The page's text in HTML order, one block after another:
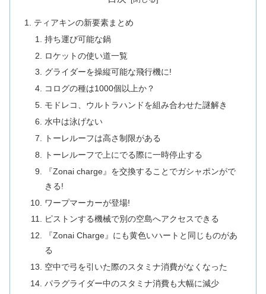
ティアキンの新要素まとめ
持ち運び可能な鍋
ロケットの使い道一覧
グライダーを操縦可能な飛行機に!
コログの種は1000個以上か？
モドレコ、ウルトラハンドを組み合わせた謎解き
水中は泳げない
トーレルーフは高さ制限がある
トーレルーフで上にでる際に一時停止する
『Zonai charge』を交換することでガシャポンがで
きる!
ワープマーカーが登場!
ピストンする機械で別の空島へアクセスできる
『Zonai Charge』にも黄色いハートと同じものがあ
る
空中で弓を引いた際のスタミナ消費がなくなった
パラグライダー中のスタミナ消費も大幅に減少